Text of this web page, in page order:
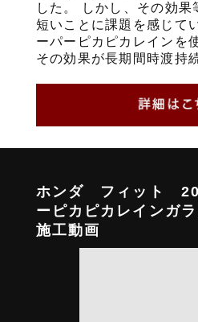
した。 しかし、その効果
短いことに課題を感じて
ーパーピカピカレインを
その効果が長期間時渡持
ホンダ フィット
ーピカピカレインガ
施工動画